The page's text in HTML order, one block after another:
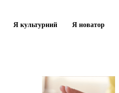
Я культурний Я новатор